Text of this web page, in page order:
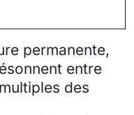
permanente,
entre
des